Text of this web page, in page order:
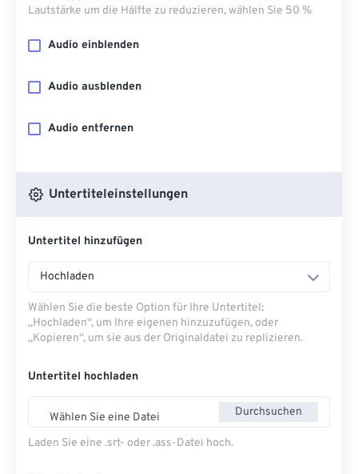
Lautstärke um die Hälfte zu reduzieren, wählen Sie 50 %
Audio einblenden
Audio ausblenden
Audio entfernen
Untertiteleinstellungen
Untertitel hinzufügen
Hochladen
Wählen Sie die beste Option für Ihre Untertitel:
„Hochladen“, um Ihre eigenen hinzuzufügen, oder
„Kopieren“, um sie aus der Originaldatei zu replizieren.
Untertitel hochladen
Wählen Sie eine Datei Durchsuchen
Laden Sie eine .srt- oder .ass-Datei hoch.